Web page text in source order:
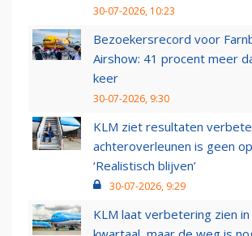
30-07-2026, 10:23
Bezoekersrecord voor
Airshow: 41 procent meer
keer
30-07-2026, 9:30
KLM ziet resultaten
achteroverleunen is geen
‘Realistisch blijven’
30-07-2026, 9:29
KLM laat verbetering zien